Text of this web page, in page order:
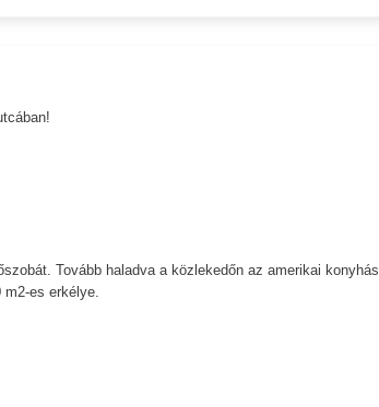
Tovább haladva a közlekedőn az amerikai konyhás
es erkélye.